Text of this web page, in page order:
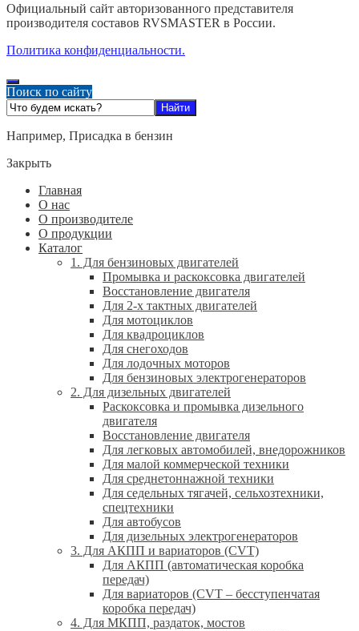
Официальный сайт авторизованного представителя
производителя составов RVSMASTER в России.
Политика конфиденциальности.
Поиск по сайту
Например, Присадка в бензин
Закрыть
Главная
О нас
О производителе
О продукции
Каталог
1. Для бензиновых двигателей
Промывка и раскоксовка двигателей
Восстановление двигателя
Для 2-х тактных двигателей
Для мотоциклов
Для квадроциклов
Для снегоходов
Для лодочных моторов
Для бензиновых электрогенераторов
2. Для дизельных двигателей
Раскоксовка и промывка дизельного
двигателя
Восстановление двигателя
Для легковых автомобилей, внедорожников
Для малой коммерческой техники
Для среднетоннажной техники
Для седельных тягачей, сельхозтехники,
спецтехники
Для автобусов
Для дизельных электрогенераторов
3. Для АКПП и вариаторов (CVT)
Для АКПП (автоматическая коробка
передач)
Для вариаторов (CVT – бесступенчатая
коробка передач)
4. Для МКПП, раздаток, мостов